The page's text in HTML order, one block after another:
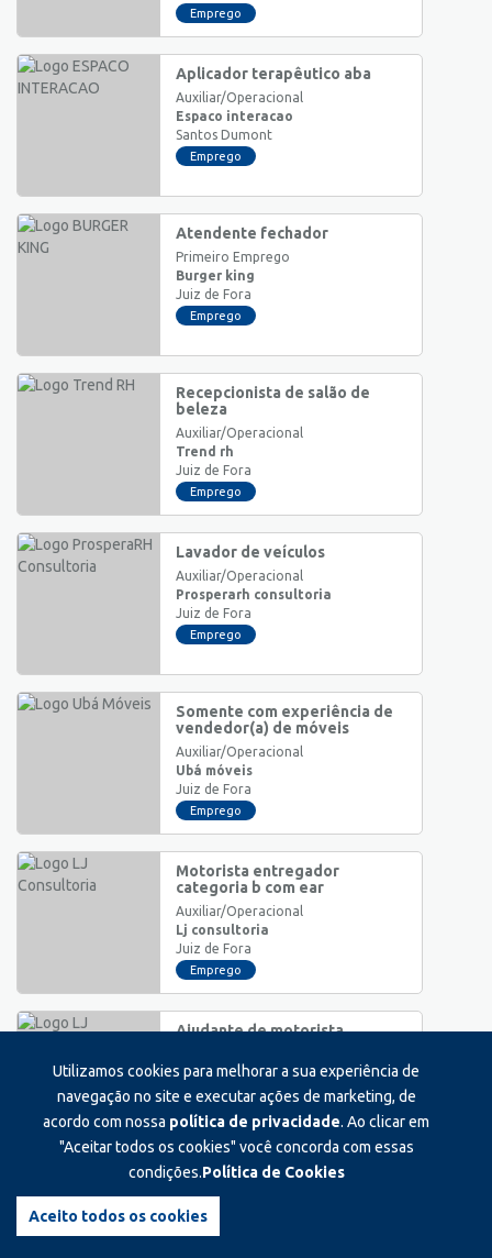
Emprego
Aplicador terapêutico aba
Auxiliar/Operacional
Espaco interacao
Santos Dumont
Emprego
Atendente fechador
Primeiro Emprego
Burger king
Juiz de Fora
Emprego
Recepcionista de salão de
beleza
Auxiliar/Operacional
Trend rh
Juiz de Fora
Emprego
Lavador de veículos
Auxiliar/Operacional
Prosperarh consultoria
Juiz de Fora
Emprego
Somente com experiência de
vendedor(a) de móveis
Auxiliar/Operacional
Ubá móveis
Juiz de Fora
Emprego
Motorista entregador
categoria b com ear
Auxiliar/Operacional
Lj consultoria
Juiz de Fora
Emprego
Ajudante de motorista
Lj consultoria
Juiz de Fora
Emprego
Estágio
Utilizamos cookies para melhorar a sua experiência de
navegação no site e executar ações de marketing, de
acordo com nossa política de privacidade. Ao clicar em
"Aceitar todos os cookies" você concorda com essas
condições.Política de Cookies
Aceito todos os cookies